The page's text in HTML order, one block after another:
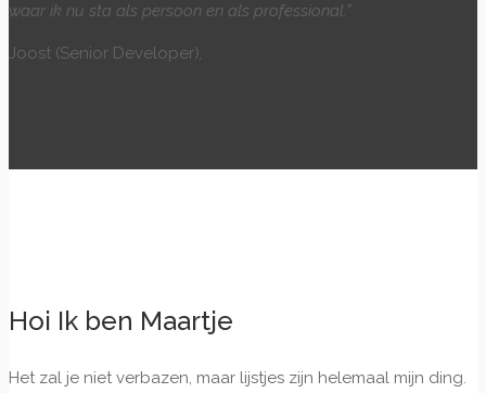
waar ik nu sta als persoon en als professional.”
Joost (Senior Developer)
Hoi Ik ben Maartje
Het zal je niet verbazen, maar lijstjes zijn helemaal mijn ding.